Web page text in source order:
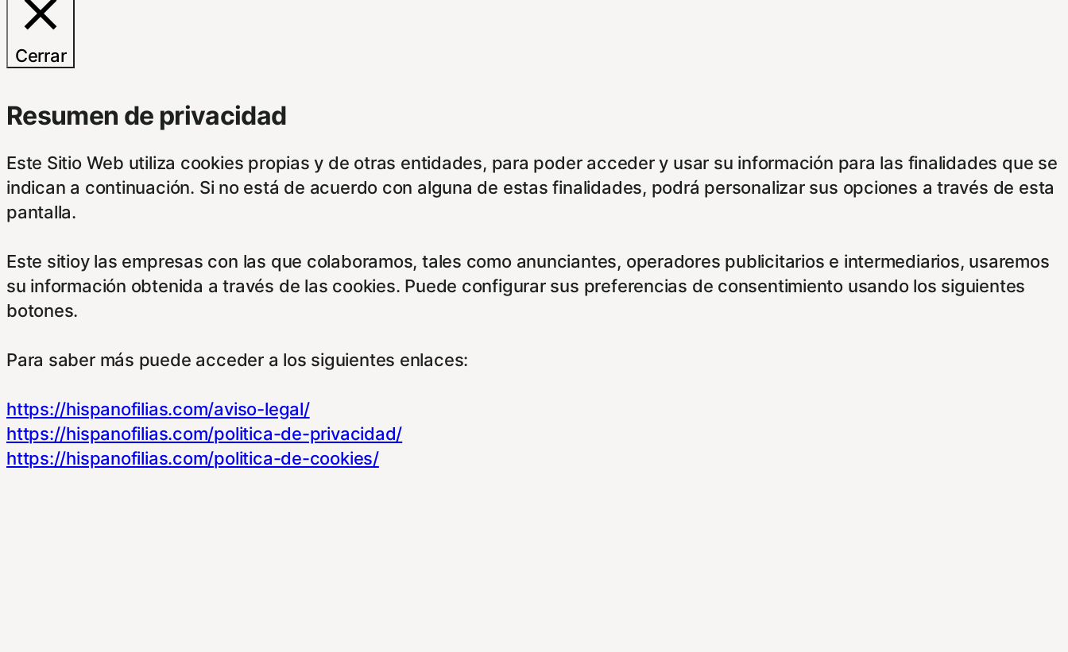
Cerrar
Resumen de privacidad
Este Sitio Web utiliza cookies propias y de otras entidades, para poder acceder y usar su información para las finalidades que se
indican a continuación. Si no está de acuerdo con alguna de estas finalidades, podrá personalizar sus opciones a través de esta
pantalla.
Este sitioy las empresas con las que colaboramos, tales como anunciantes, operadores publicitarios e intermediarios, usaremos
su información obtenida a través de las cookies. Puede configurar sus preferencias de consentimiento usando los siguientes
botones.
Para saber más puede acceder a los siguientes enlaces:
https://hispanofilias.com/aviso-legal/
https://hispanofilias.com/politica-de-privacidad/
https://hispanofilias.com/politica-de-cookies/